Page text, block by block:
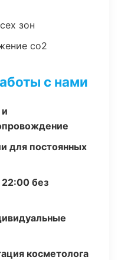
зон
co2
с нами
для постоянных
без
косметолога